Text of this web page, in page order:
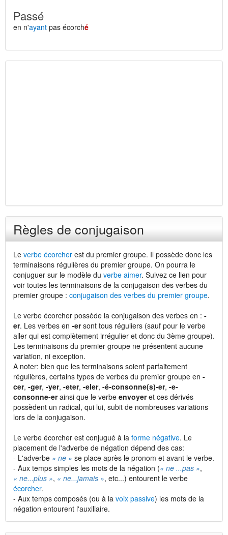
Passé
en n'ayant pas écorché
Règles de conjugaison
Le verbe écorcher est du premier groupe. Il possède donc les
terminaisons régulières du premier groupe. On pourra le
conjuguer sur le modèle du verbe aimer. Suivez ce lien pour
voir toutes les terminaisons de la conjugaison des verbes du
premier groupe : conjugaison des verbes du premier groupe.
Le verbe écorcher possède la conjugaison des verbes en : -
er. Les verbes en -ersont tous réguliers (sauf pour le verbe
aller qui est complètement irrégulier et donc du 3ème groupe).
Les terminaisons du premier groupe ne présentent aucune
variation, ni exception.
A noter: bien que les terminaisons soient parfaitement
régulières, certains types de verbes du premier groupe en -
cer, -ger, -yer, -eter, -eler, -é-consonne(s)-er, -e-
consonne-erainsi que le verbe envoyeret ces dérivés
possèdent un radical, qui lui, subit de nombreuses variations
lors de la conjugaison.
Le verbe écorcher est conjugué à la forme négative. Le
placement de l'adverbe de négation dépend des cas:
- L'adverbe « ne » se place après le pronom et avant le verbe.
- Aux temps simples les mots de la négation (« ne ...pas »,
« ne...plus », « ne...jamais », etc...) entourent le verbe
écorcher.
- Aux temps composés (ou à la voix passive) les mots de la
négation entourent l'auxiliaire.